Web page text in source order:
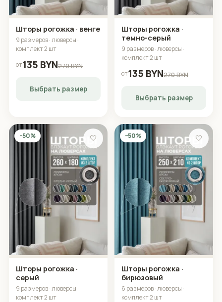
Шторы рогожка · венге
9 размеров · люверсы ·
комплект 2 шт
от135 BYN270 BYN
Выбрать размер
Шторы рогожка ·
темно-серый
9 размеров · люверсы ·
комплект 2 шт
от135 BYN270 BYN
Выбрать размер
−50% 🤍
Шторы рогожка ·
серый
9 размеров · люверсы ·
комплект 2 шт
−50% 🤍
Шторы рогожка ·
бирюзовый
6 размеров · люверсы ·
комплект 2 шт